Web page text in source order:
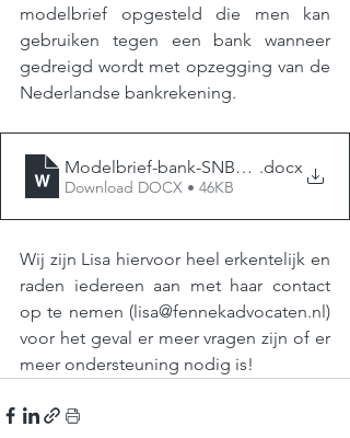
modelbrief opgesteld die men kan
gebruiken tegen een bank wanneer
gedreigd wordt met opzegging van de
Nederlandse bankrekening.
Modelbrief-bank-SNBN-aug2024
.docx
Download DOCX • 46KB
Wij zijn Lisa hiervoor heel erkentelijk en
raden iedereen aan met haar contact
op te nemen ( lisa@fennekadvocaten.nl )
voor het geval er meer vragen zijn of er
meer ondersteuning nodig is!